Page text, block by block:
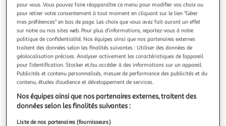
ASSISTANT DE SOINS EN GERONTOLOGIE (ASG).
PREPARATION COMPLETE POUR REUSSIR SA
FORMATION, 4E EDITION, Rivaldi Lydie
Grâce à ce livre, préparez efficacement votre diplôme
d'assistant de soins en gérontologie (ASG) ! Le livre ASG ou
Assistant de soins en gérontologie vous fait découvrir un
métier qui intervient auprès des personnes âgées, en
situation de grande dépendance et/ou présentant des
troubles cognitifs néc
En savoir +
Vous voulez connaître le prix de ce produit ?
Afficher le prix
pour vous. Vous pouvez faire réapparaître ce menu pour modifier vos choix ou
pour retirer votre consentement à tout moment en cliquant sur le lien "Gérer
mes préférences" en bas de page. Les choix que vous avez fait auront un effet
sur notre ou nos sites web. Pour plus d’informations, reportez-vous à notre
politique de confidentialité. Nos équipes ainsi que nos partenaires externes
traitent des données selon les finalités suivantes : Utiliser des données de
géolocalisation précises. Analyser activement les caractéristiques de l’appareil
pour l’identification. Stocker et/ou accéder à des informations sur un appareil.
Publicités et contenu personnalisés, mesure de performance des publicités et du
contenu, études d’audience et développement de services.
Nos équipes ainsi que nos partenaires externes, traitent des
données selon les finalités suivantes :
Liste de nos partenaires (fournisseurs)